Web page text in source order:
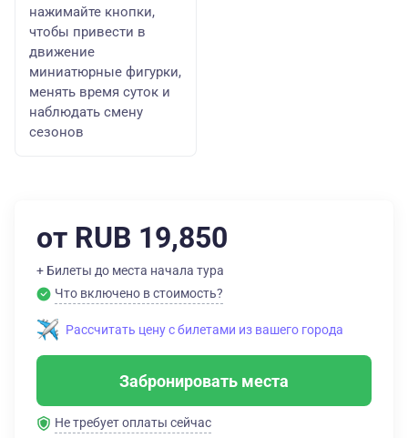
нажимайте кнопки,
чтобы привести в
движение
миниатюрные фигурки,
менять время суток и
наблюдать смену
сезонов
от RUB 19,850
+ Билеты до места начала тура
Что включено в стоимость?
Рассчитать цену с билетами из вашего города
Забронировать места
Не требует оплаты сейчас